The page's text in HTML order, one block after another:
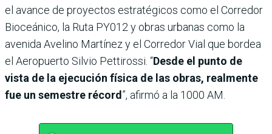
el avance de proyectos estratégicos como el Corredor
Bioceánico, la Ruta PY012 y obras urbanas como la
avenida Avelino Martínez y el Corredor Vial que bordea
el Aeropuerto Silvio Pettirossi. “Desde el punto de
vista de la ejecución física de las obras, realmente
fue un semestre récord”, afirmó a la 1000 AM.